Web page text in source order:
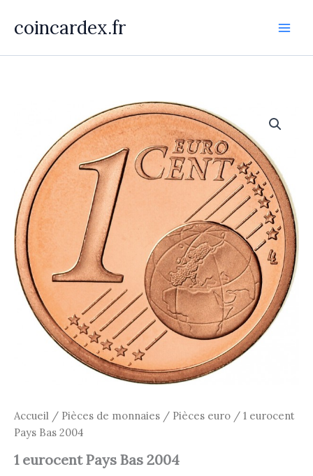
coincardex.fr
Accueil / Pièces de monnaies / Pièces euro / 1 eurocent
Pays Bas 2004
1 eurocent Pays Bas 2004